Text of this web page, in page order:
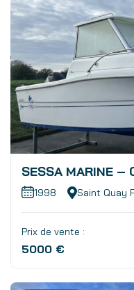
SESSA MARINE –
1998 Saint Quay
Prix de vente :
5000 €